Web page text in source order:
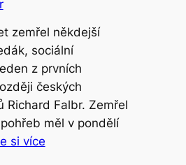
zemřel někdejší
sociální
z prvních
českých
Richard Falbr. Zemřel
měl v pondělí
si více